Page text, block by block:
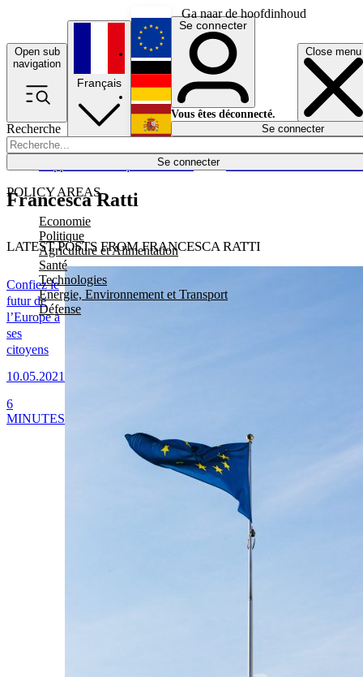
Ga naar de hoofdinhoud
Open sub
navigation
Close menu
Recherche
Se connecter
POLICY AREAS
Economie
Politique
Agriculture et Alimentation
Santé
Technologies
Energie, Environnement et Transport
Défense
Économie
Français
English
Deutsch
Español
Se connecter
Vous êtes déconnecté.
Se connecter
Francesca Ratti
LATEST POSTS FROM FRANCESCA RATTI
Confiez le
futur de
l’Europe à
ses
citoyens
10.05.2021
6
MINUTES